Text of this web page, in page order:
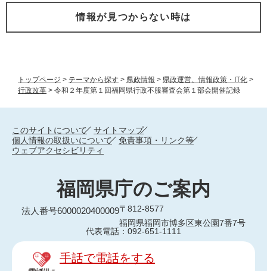
トップページ > テーマから探す > 県政情報 > 県政運営、情報政策・IT化 >
行政改革 > 令和２年度第１回福岡県行政不服審査会第１部会開催記録
情報が見つからない時は
このサイトについて
サイトマップ
個人情報の取扱いについて
免責事項・リンク等
ウェブアクセシビリティ
福岡県庁のご案内
法人番号6000020400009〒812-8577
福岡県福岡市博多区東公園7番7号
代表電話：092-651-1111
手話で電話をする